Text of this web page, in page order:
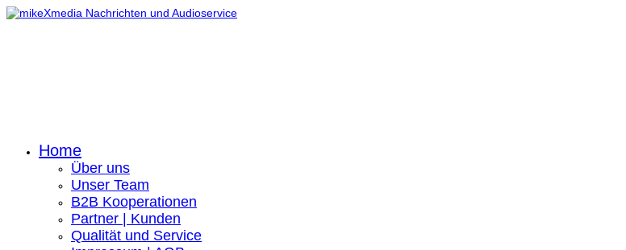
Home
Über uns
Unser Team
B2B Kooperationen
Partner | Kunden
Qualität und Service